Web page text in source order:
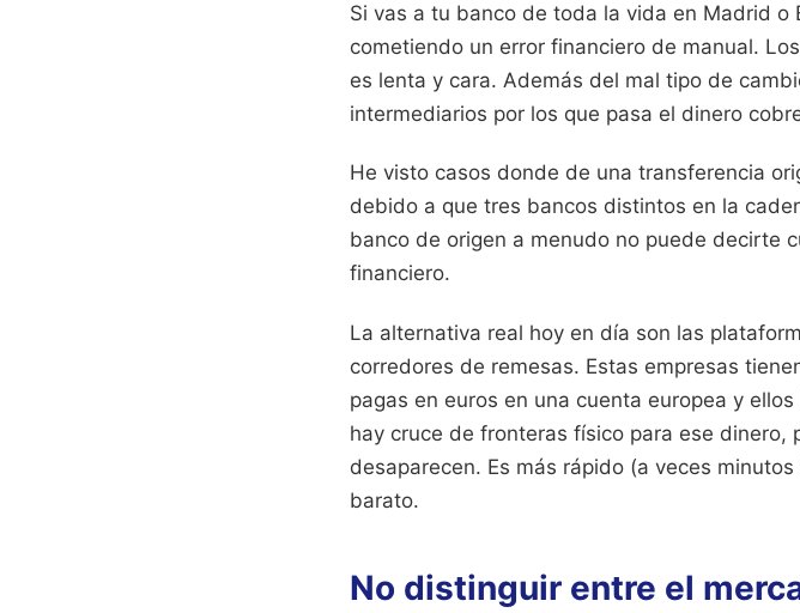
Si vas a tu banco de toda la vida en Madrid o
cometiendo un error financiero de manual.
es lenta y cara. Además del mal tipo de
intermediarios por los que pasa el dinero
He visto casos donde de una transferencia
debido a que tres bancos distintos en la
banco de origen a menudo no puede decirte
financiero.
La alternativa real hoy en día son las
corredores de remesas. Estas empresas
pagas en euros en una cuenta europea y
hay cruce de fronteras físico para ese dinero,
desaparecen. Es más rápido (a veces
barato.
No distinguir entre el